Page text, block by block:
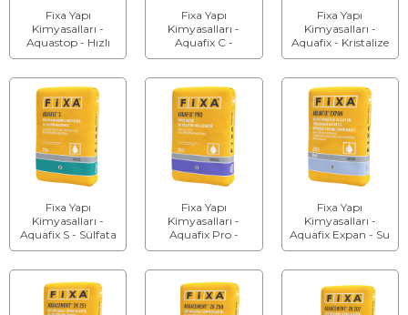
Fixa Yapı
Kimyasalları -
Aquastop - Hızlı
Priz Alan Toz
Fixa Yapı
Kimyasalları -
Aquafix C -
Konsantre
Yalıtım Malzemesi
Fixa Yapı
Kimyasalları -
Aquafix - Kristalize
Su Yalıtım
Fixa Yapı
Kimyasalları -
Aquafix S - Sülfata
Dayanıklı Kristalize
Fixa Yapı
Kimyasalları -
Aquafix Pro -
Kristalize Su
Fixa Yapı
Kimyasalları -
Aquafix Expan - Su
Geçirimsizlik